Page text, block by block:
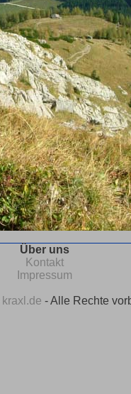
Über uns
Kontakt
Impressum
kraxl.de - Alle Rechte